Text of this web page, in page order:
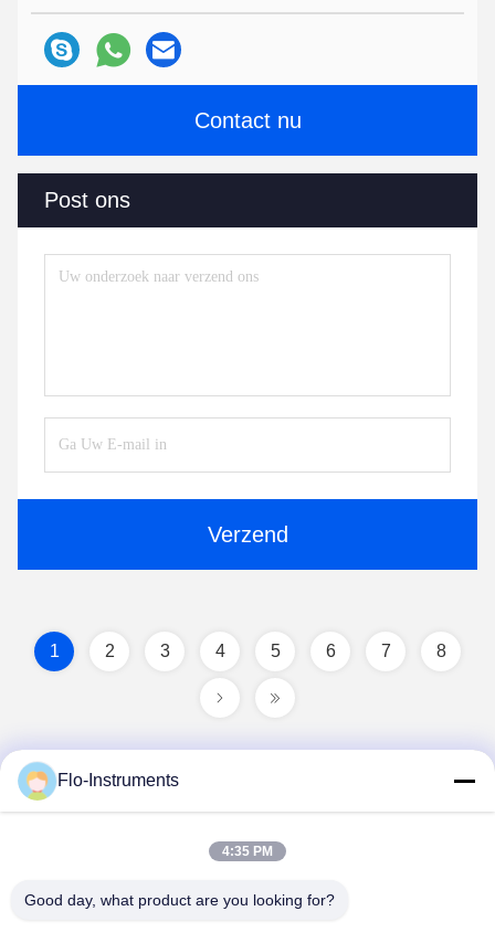
Contact nu
Post ons
Verzend
1 2 3 4 5 6 7 8
Flo-Instruments Co., Ltd
Flo-Instruments
4:35 PM
Good day, what product are you looking for?